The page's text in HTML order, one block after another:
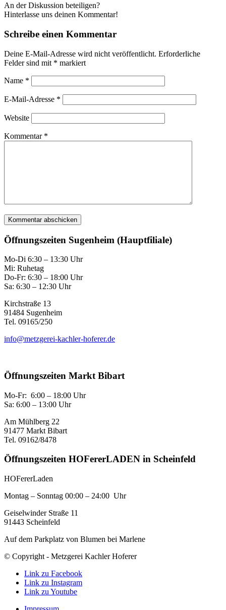
An der Diskussion beteiligen?
Hinterlasse uns deinen Kommentar!
Schreibe einen Kommentar
Deine E-Mail-Adresse wird nicht veröffentlicht. Erforderliche
Felder sind mit * markiert
Name *
E-Mail-Adresse *
Website
Kommentar *
Öffnungszeiten Sugenheim (Hauptfiliale)
Mo-Di 6:30 – 13:30 Uhr
Mi: Ruhetag
Do-Fr: 6:30 – 18:00 Uhr
Sa: 6:30 – 12:30 Uhr
Kirchstraße 13
91484 Sugenheim
Tel. 09165/250
info@metzgerei-kachler-hoferer.de
Öffnungszeiten Markt Bibart
Mo-Fr: 6:00 – 18:00 Uhr
Sa: 6:00 – 13:00 Uhr
Am Mühlberg 22
91477 Markt Bibart
Tel. 09162/8478
Öffnungszeiten HOFererLADEN in Scheinfeld
HOFererLaden
Montag – Sonntag 00:00 – 24:00 Uhr
Geiselwinder Straße 11
91443 Scheinfeld
Auf dem Parkplatz von Blumen bei Marlene
© Copyright - Metzgerei Kachler Hoferer
Link zu Facebook
Link zu Instagram
Link zu Youtube